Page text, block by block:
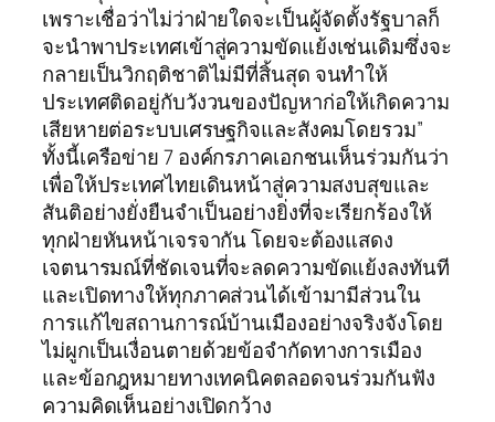
เพราะเชื่อว่าไม่ว่าฝ่ายใดจะเป็นผู้จัดตั้งรัฐบาลก็
จะนำพาประเทศเข้าสู่ความขัดแย้งเช่นเดิมซึ่งจะ
กลายเป็นวิกฤติชาติไม่มีที่สิ้นสุด จนทำให้
ประเทศติดอยู่กับวังวนของปัญหาก่อให้เกิดความ
เสียหายต่อระบบเศรษฐกิจและสังคมโดยรวม”
ทั้งนี้เครือข่าย 7 องค์กรภาคเอกชนเห็นร่วมกันว่า
เพื่อให้ประเทศไทยเดินหน้าสู่ความสงบสุขและ
สันติอย่างยั่งยืนจำเป็นอย่างยิ่งที่จะเรียกร้องให้
ทุกฝ่ายหันหน้าเจรจากัน โดยจะต้องแสดง
เจตนารมณ์ที่ชัดเจนที่จะลดความขัดแย้งลงทันที
และเปิดทางให้ทุกภาคส่วนได้เข้ามามีส่วนใน
การแก้ไขสถานการณ์บ้านเมืองอย่างจริงจังโดย
ไม่ผูกเป็นเงื่อนตายด้วยข้อจำกัดทางการเมือง
และข้อกฎหมายทางเทคนิคตลอดจนร่วมกันฟัง
ความคิดเห็นอย่างเปิดกว้าง